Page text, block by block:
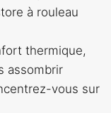
à rouleau
thermique,
assombrir
vous sur